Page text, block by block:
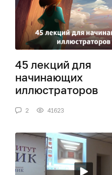
45 лекций для
начинающих
иллюстраторов
2 41623